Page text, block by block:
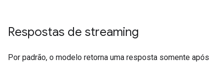
Respostas de streaming
Por padrão, o modelo retorna uma resposta somente após